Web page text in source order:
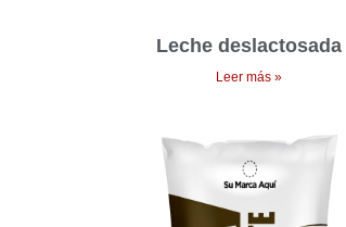
Leche deslactosada
Leer más »